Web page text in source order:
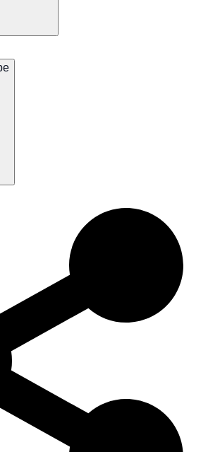
bis 12 Jahren. Aufgrund ihrer Größe ist
gesundes Gewicht zu halten und
Untersuchungen durchzuführen.
zum Schutz von Hirten und
eine der ältesten Hütehundrassen
schützenden Fähigkeiten und seine